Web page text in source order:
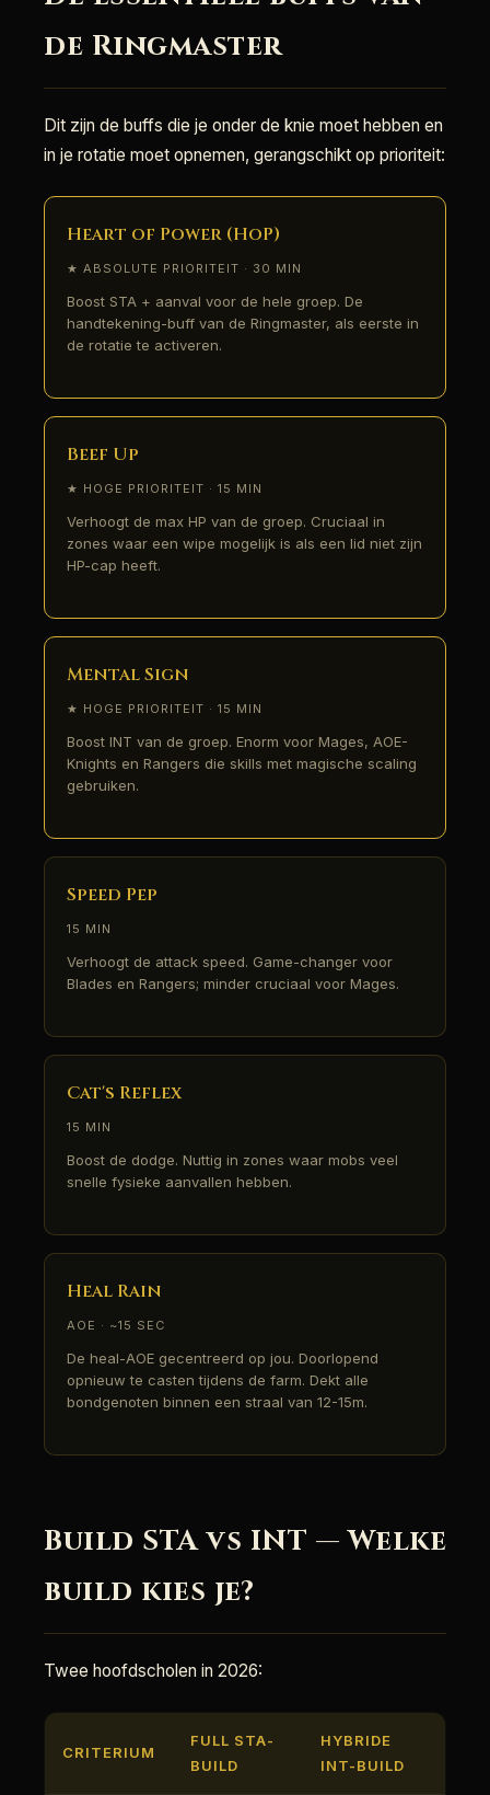
de Ringmaster
Dit zijn de buffs die je onder de knie moet hebben en
in je rotatie moet opnemen, gerangschikt op prioriteit:
Heart of Power (HoP)
★ ABSOLUTE PRIORITEIT · 30 MIN
Boost STA + aanval voor de hele groep. De
handtekening-buff van de Ringmaster, als eerste in
de rotatie te activeren.
Beef Up
★ HOGE PRIORITEIT · 15 MIN
Verhoogt de max HP van de groep. Cruciaal in
zones waar een wipe mogelijk is als een lid niet zijn
HP-cap heeft.
Mental Sign
★ HOGE PRIORITEIT · 15 MIN
Boost INT van de groep. Enorm voor Mages, AOE-
Knights en Rangers die skills met magische scaling
gebruiken.
Speed Pep
15 MIN
Verhoogt de attack speed. Game-changer voor
Blades en Rangers; minder cruciaal voor Mages.
Cat's Reflex
15 MIN
Boost de dodge. Nuttig in zones waar mobs veel
snelle fysieke aanvallen hebben.
Heal Rain
AOE · ~15 SEC
De heal-AOE gecentreerd op jou. Doorlopend
opnieuw te casten tijdens de farm. Dekt alle
bondgenoten binnen een straal van 12-15m.
Build STA vs INT — Welke
build kies je?
Twee hoofdscholen in 2026:
CRITERIUM
FULL STA-
BUILD
HYBRIDE
INT-BUILD